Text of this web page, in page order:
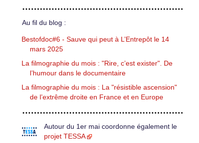
Au fil du blog :
Bestofdoc#6 - Sauve qui peut à L’Entrepôt le 14
mars 2025
La filmographie du mois : "Rire, c’est exister". De
l’humour dans le documentaire
La filmographie du mois : La "résistible ascension"
de l’extrême droite en France et en Europe
Autour du 1er mai coordonne également le
projet TESSA